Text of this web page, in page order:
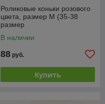
Роликовые коньки розового
цвета, размер M (35-38
размер
В наличии
88 руб.
Купить